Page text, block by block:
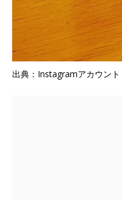
出典：Instagramアカウント